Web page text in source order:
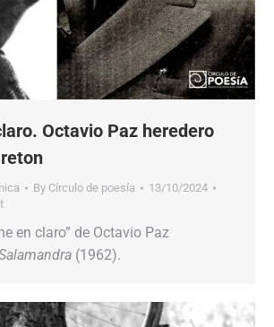
Octavio Paz heredero
By Círculo de poesía
13/10/2024
en claro” de Octavio Paz
(1962).